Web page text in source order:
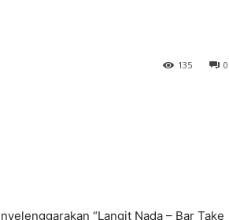
0
135
“Langit Nada – Bar Take